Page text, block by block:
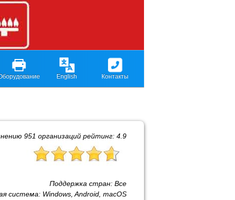
English Контакты
951 организаций рейтинг: 4.9
Поддержка стран: Все
система: Windows, Android, macOS